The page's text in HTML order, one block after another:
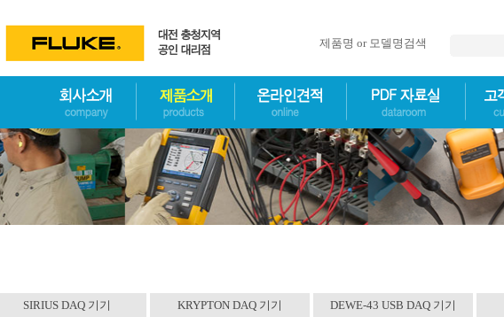
제품명 or 모델명검색
SIRIUS DAQ 기기 KRYPTON DAQ 기기 DEWE-43 USB DAQ 기기